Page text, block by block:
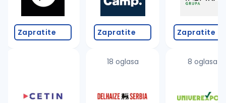
Zapratite Zapratite
18 oglasa
Zapratite
8 oglasa